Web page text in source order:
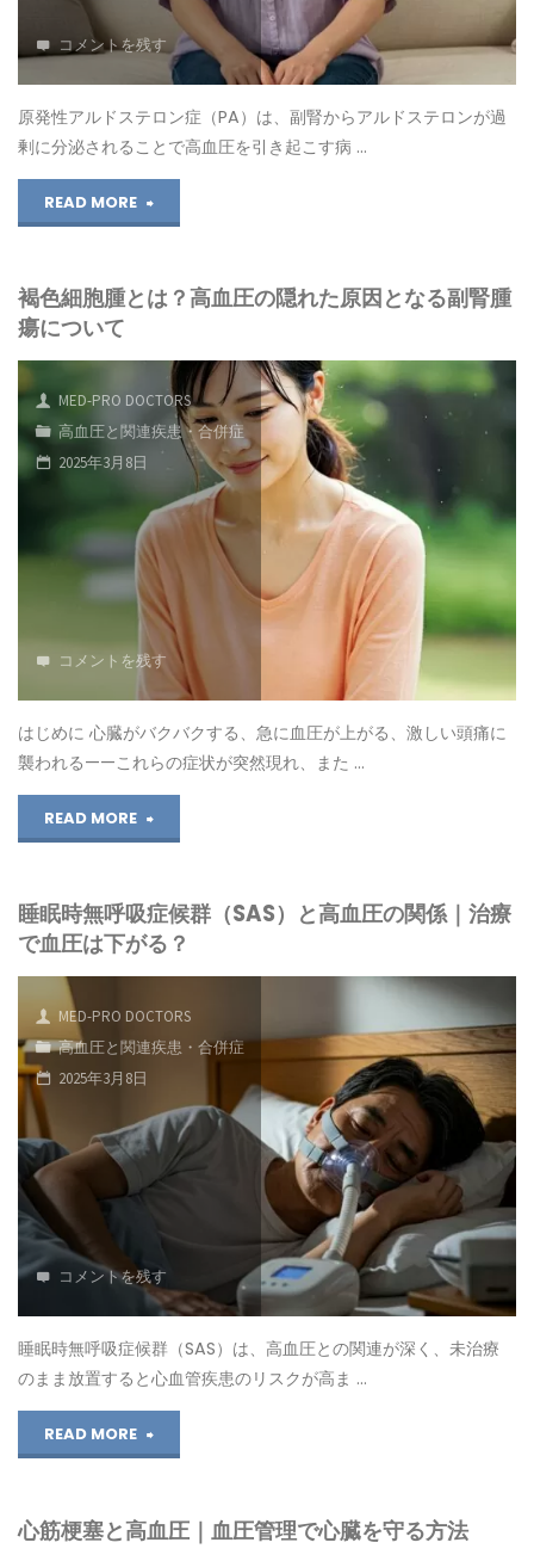
血
圧
の
関
係」"
血
を
引
き
こ
腎
臓
病
気
を
説"
コメントを残す
原発性アルドステロン症（PA）は、副腎からアルドステロンが過
剰に分泌されることで高血圧を引き起こす病 …
READ MORE
"原
性
ル
ド
テ
ロ
ン
と
高
血
｜
リ
ウ
ム
低
注
意！"
褐色細胞腫とは？高血圧の隠れた原因となる副腎腫
瘍について
MED-PRO DOCTORS
高血圧と関連疾患・合併症
2025年3月8日
コメントを残す
はじめに 心臓がバクバクする、急に血圧が上がる、激しい頭痛に
襲われる——これらの症状が突然現れ、また …
READ MORE
"褐
細
胞
腫
と
は？
高
の
隠
れ
た
因
睡眠時無呼吸症候群（SAS）と高血圧の関係｜治療
で血圧は下がる？
MED-PRO DOCTORS
高血圧と関連疾患・合併症
2025年3月8日
コメントを残す
睡眠時無呼吸症候群（SAS）は、高血圧との関連が深く、未治療
のまま放置すると心血管疾患のリスクが高ま …
READ MORE
"睡
時
心筋梗塞と高血圧｜血圧管理で心臓を守る方法